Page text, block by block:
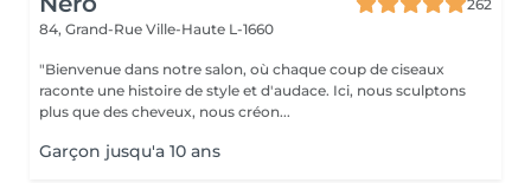
262
84, Grand-Rue Ville-Haute L-1660
"Bienvenue dans notre salon, où chaque coup de ciseaux
raconte une histoire de style et d'audace. Ici, nous sculptons
plus que des cheveux, nous créon...
Garçon jusqu'a 10 ans